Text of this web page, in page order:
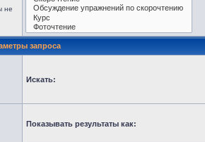
не
запроса
Искать:
Показывать результаты как: